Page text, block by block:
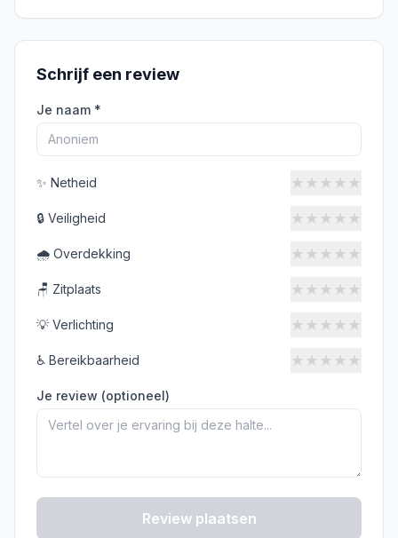
Schrijf een review
Je naam *
✨ Netheid ★★★★★
🔒 Veiligheid ★★★★★
🌧️ Overdekking ★★★★★
🪑 Zitplaats ★★★★★
💡 Verlichting ★★★★★
♿ Bereikbaarheid ★★★★★
Je review (optioneel)
Review plaatsen